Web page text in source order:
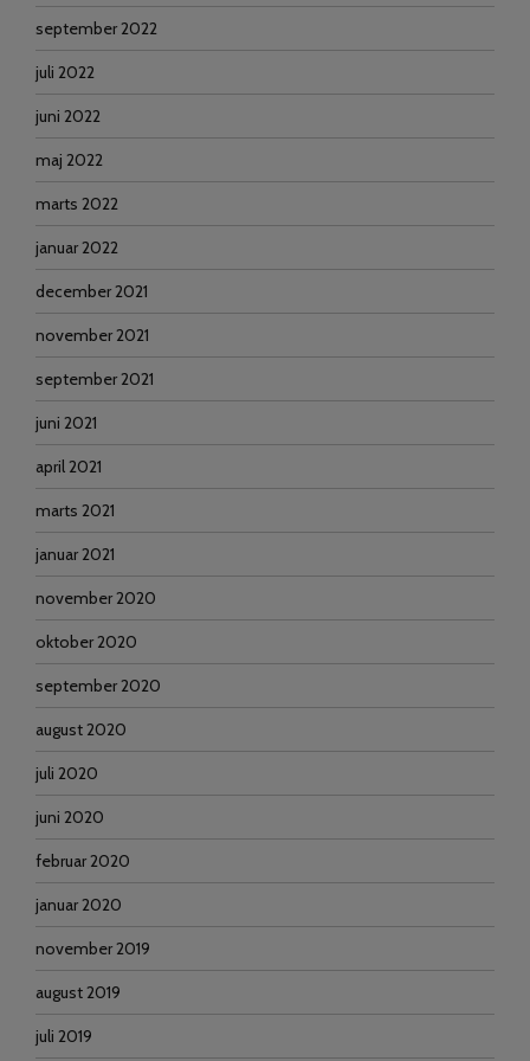
september 2022
juli 2022
juni 2022
maj 2022
marts 2022
januar 2022
december 2021
november 2021
september 2021
juni 2021
april 2021
marts 2021
januar 2021
november 2020
oktober 2020
september 2020
august 2020
juli 2020
juni 2020
februar 2020
januar 2020
november 2019
august 2019
juli 2019